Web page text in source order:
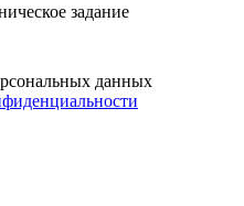
задание
данных